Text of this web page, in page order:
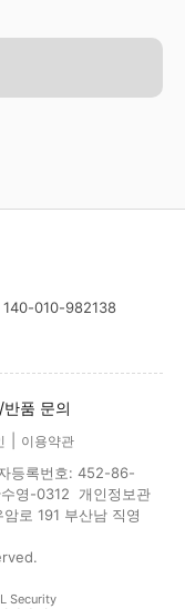
140-010-982138
반품 문의
이용약관
등록번호: 452-86-
영-0312 개인정보관
로 191 부산남 직영
Security